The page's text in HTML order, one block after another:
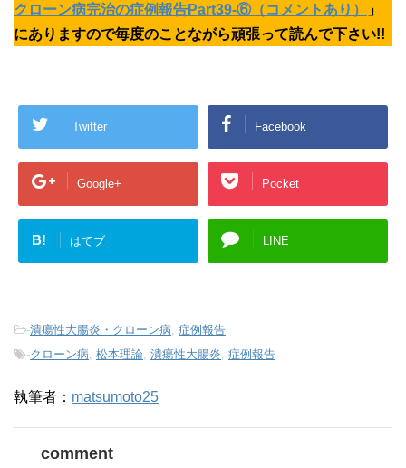
クローン病完治の症例報告Part39-⑥（コメントあり）
」
にありますので毎度のことながら頑張って読んで下さい!!
Twitter Facebook
Google+ Pocket
B! はてブ LINE
-潰瘍性大腸炎・クローン病 症例報告
-クローン病 松本理論 潰瘍性大腸炎 症例報告
執筆者： matsumoto25
comment